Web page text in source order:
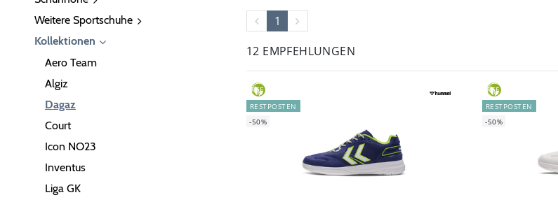
Weitere Sportschuhe
Kollektionen
Aero Team
Algiz
Dagaz
Court
Icon NO23
Inventus
Liga GK
1
12 EMPFEHLUNGEN
GREEN
RESTPOSTEN
-50%
GREEN
RESTPOSTEN
-50%